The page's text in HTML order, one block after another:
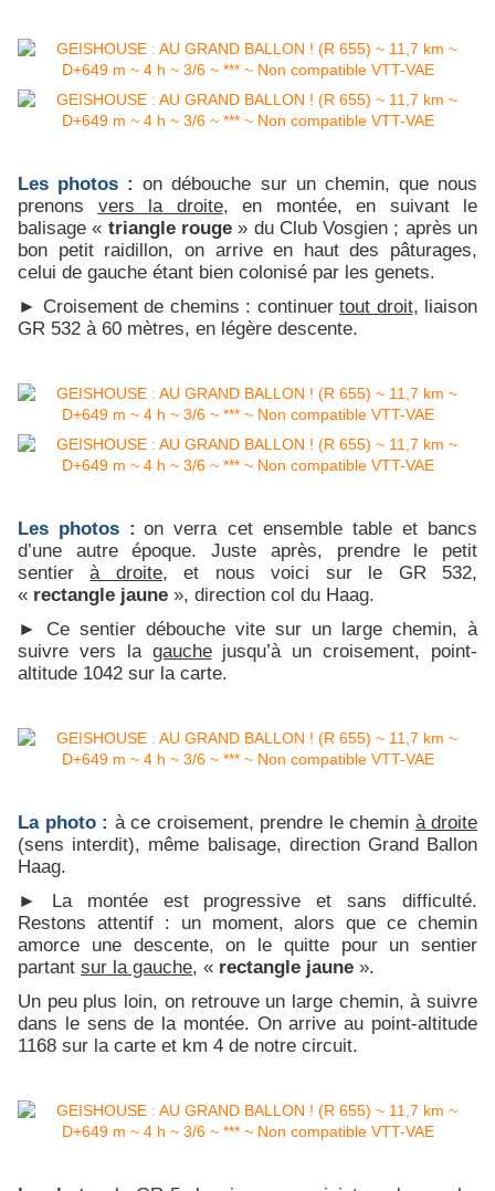
Les photos :on débouche sur un chemin, que nous
prenons vers la droite, en montée, en suivant le
balisage « triangle rouge» du Club Vosgien ; après un
bon petit raidillon, on arrive en haut des pâturages,
celui de gauche étant bien colonisé par les genets.
► Croisement de chemins : continuer tout droit, liaison
GR 532 à 60 mètres, en légère descente.
Les photos : on verra cet ensemble table et bancs
d’une autre époque. Juste après, prendre le petit
sentierà droite, et nous voici sur le GR 532,
« rectangle jaune », direction col du Haag.
► Ce sentier débouche vite sur un large chemin, à
suivre vers la gauchejusqu’à un croisement, point-
altitude 1042 sur la carte.
La photo : à ce croisement, prendre le chemin à droite
(sens interdit), même balisage, direction Grand Ballon
Haag.
► La montée est progressive et sans difficulté.
Restons attentif : un moment, alors que ce chemin
amorce une descente, on le quitte pour un sentier
partant sur la gauche, « rectangle jaune ».
Un peu plus loin, on retrouve un large chemin, à suivre
dans le sens de la montée. On arrive au point-altitude
1168 sur la carte et km 4 de notre circuit.